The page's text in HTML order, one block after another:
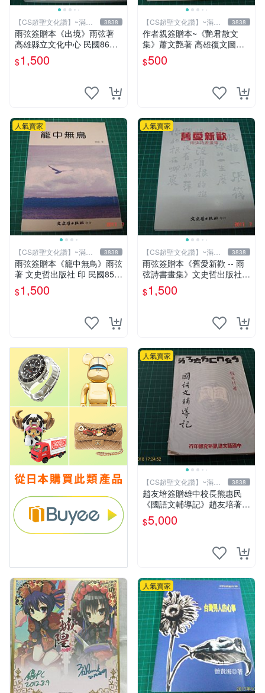
【CS超聖文化讚】~滿千
元送運
3838
雨弦簽贈本《出境》雨弦著
高雄縣立文化中心 民國86年
出版 9成新 【CS超聖文化
讚】
$1,500
【CS超聖文化讚】~滿千
元送運
3838
作者親簽贈本~《艷君散文
集》蕭文艷著 高雄復文圖書
1997年修訂版 【CS超聖文化
讚】
$500
人氣賣家
【CS超聖文化讚】~滿千
元送運
3838
雨弦簽贈本《籠中無鳥》雨弦
著 文史哲出版社 印 民國85年
初版 9成新 【CS超聖文化
讚】
$1,500
人氣賣家
【CS超聖文化讚】~滿千
元送運
3838
雨弦簽贈本《舊愛新歡 -- 雨
弦詩書畫集》文史哲出版社
印 民國85年初版 9成新 【CS
超聖文化讚】
$1,500
人氣賣家
【CS超聖文化讚】~滿千
元送運
3838
趙友培簽贈雄中校長熊惠民
《國語文輔導記》趙友培著
中國語文通訊研究部印行 民
國53年臺北初版 書背封底有
$5,000
人氣賣家